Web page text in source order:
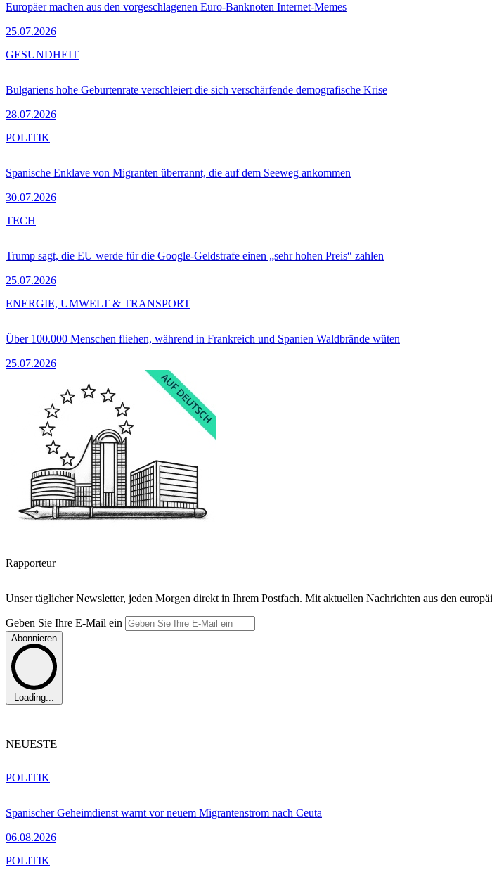
Europäer machen aus den vorgeschlagenen Euro-Banknoten Internet-Memes
25.07.2026
Bulgariens hohe Geburtenrate verschleiert die sich verschärfende demografische Krise
28.07.2026
GESUNDHEIT
Spanische Enklave von Migranten überrannt, die auf dem Seeweg ankommen
30.07.2026
POLITIK
Trump sagt, die EU werde für die Google-Geldstrafe einen „sehr hohen Preis“ zahlen
25.07.2026
TECH
Über 100.000 Menschen fliehen, während in Frankreich und Spanien Waldbrände wüten
25.07.2026
ENERGIE, UMWELT & TRANSPORT
Rapporteur
Unser täglicher Newsletter, jeden Morgen direkt in Ihrem Postfach. Mit aktuellen Nachrichten aus den
Geben Sie Ihre E-Mail ein
Abonnieren
Loading...
NEUESTE
Spanischer Geheimdienst warnt vor neuem Migrantenstrom nach Ceuta
06.08.2026
POLITIK
POLITIK